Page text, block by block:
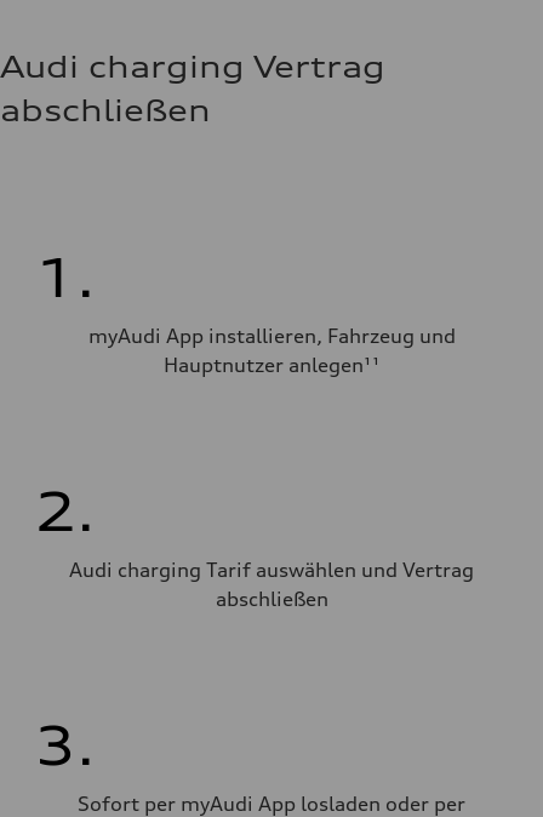
Audi charging Vertrag
abschließen
1.
myAudi App installieren, Fahrzeug und
Hauptnutzer anlegen¹¹
2.
Audi charging Tarif auswählen und Vertrag
abschließen
3.
Sofort per myAudi App losladen oder per